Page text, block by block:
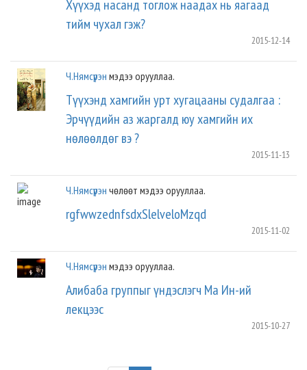
Хүүхэд насанд тоглож наадах нь яагаад
тийм чухал гэж?
2015-12-14
Ч.Нямсүрэн мэдээ орууллаа.
Түүхэнд хамгийн урт хугацааны судалгаа :
Эрчүүдийн аз жаргалд юу хамгийн их
нөлөөлдөг вэ ?
2015-11-13
Ч.Нямсүрэн чөлөөт мэдээ орууллаа.
rgfwwzednfsdxSlelveloMzqd
2015-11-02
Ч.Нямсүрэн мэдээ орууллаа.
Алибаба группыг үндэслэгч Ма Ин-ий
лекцээс
2015-10-27